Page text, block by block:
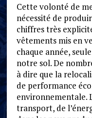
Cette volonté de
nécessité de
chiffres très
vêtements mis en
chaque année,
notre sol. De
à dire que la
de performance
environnementale.
transport, de